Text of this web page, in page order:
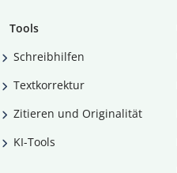
Tools
Schreibhilfen
Textkorrektur
Zitieren und Originalität
KI-Tools